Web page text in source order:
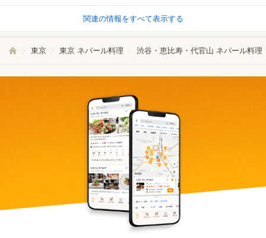
関連の情報をすべて表示する
東京 東京 ネパール料理 渋谷・恵比寿・代官山 ネパール料理